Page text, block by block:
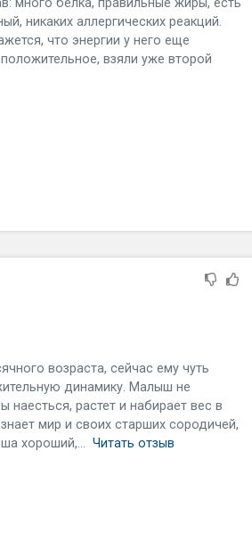
много белка, правильные жиры, есть
никаких аллергических реакций.
что энергии у него еще
взяли уже второй
возраста, сейчас ему чуть
динамику. Малыш не
растет и набирает вес в
мир и своих старших сородичей,
хороший,...Читать отзыв